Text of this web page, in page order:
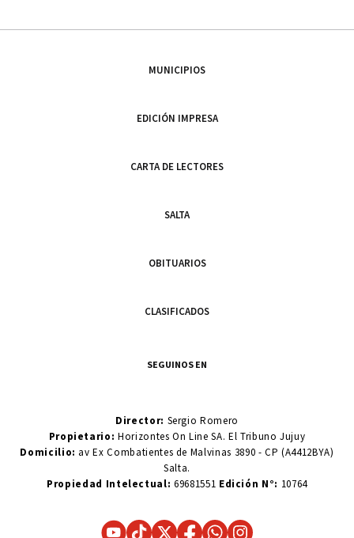
MUNICIPIOS
EDICIÓN IMPRESA
CARTA DE LECTORES
SALTA
OBITUARIOS
CLASIFICADOS
SEGUINOS EN
Director: Sergio Romero
Propietario:Horizontes On Line SA. El Tribuno Jujuy
Domicilio: av Ex Combatientes de Malvinas 3890 - CP (A4412BYA)
Salta.
Propiedad Intelectual: 69681551 Edición N°: 10764